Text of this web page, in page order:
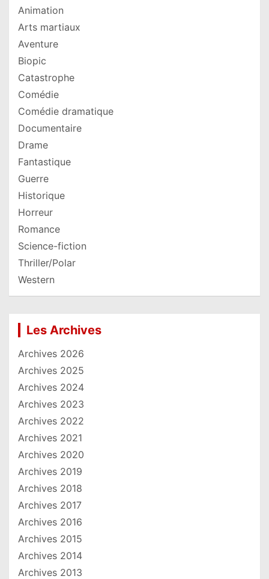
Animation
Arts martiaux
Aventure
Biopic
Catastrophe
Comédie
Comédie dramatique
Documentaire
Drame
Fantastique
Guerre
Historique
Horreur
Romance
Science-fiction
Thriller/Polar
Western
Les Archives
Archives 2026
Archives 2025
Archives 2024
Archives 2023
Archives 2022
Archives 2021
Archives 2020
Archives 2019
Archives 2018
Archives 2017
Archives 2016
Archives 2015
Archives 2014
Archives 2013